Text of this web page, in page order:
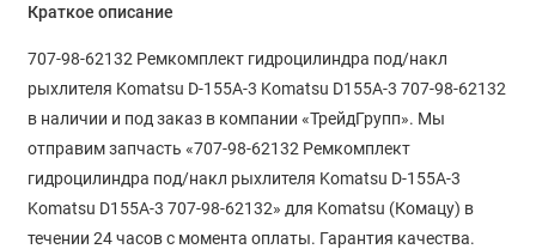
Краткое описание
707-98-62132 Ремкомплект гидроцилиндра под/накл
рыхлителя Komatsu D-155A-3 Komatsu D155A-3 707-98-62132
в наличии и под заказ в компании «ТрейдГрупп». Мы
отправим запчасть «707-98-62132 Ремкомплект
гидроцилиндра под/накл рыхлителя Komatsu D-155A-3
Komatsu D155A-3 707-98-62132» для Komatsu (Комацу) в
течении 24 часов с момента оплаты. Гарантия качества.